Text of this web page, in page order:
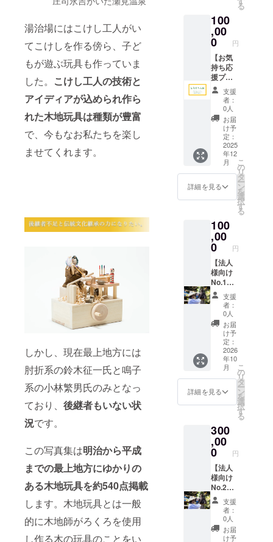
湯治場にはこけし工人がい
てこけしを作る傍ら、子ど
もが遊ぶ玩具も作っていま
した。 こけし工人の技術と
アイディアが込められ作ら
れた木地玩具は種類が豊富
で、今もなお私たちを楽し
ませてくれます。
しかし、現在最上地方には
肘折系の鈴木征一氏と鳴子
系の小林繁男氏のみとなっ
ており、 後継者もいない状
況です。
この写真集は明治から平成
までの最上地方にゆかりの
ある木地玩具を約540点掲載
します。木地玩具とは一般
的に木地師がろくろを使用
し作る木の玩具のことをい
ナーの
掲載は
不可。
◎ポス
トカー
ド（２
枚セッ
ト）サ
イン付
支援者
様のお
名前を
掲載し
ます。
掲載
をご希
望され
る方
は、備
考欄に
「お名
前」を
ご記入
くださ
い。
※掲載方
法：文
ナーの
掲載は
不可。
◎ポス
トカー
ド（２
枚セッ
ト）サ
イン付
載をご
希望さ
れる方
は、備
考欄に
「お名
前」を
ご記入
くださ
い。
・掲
載方
法：文
字の
み、ロ
ゴ／バ
ナーの
掲載は
製作費
に充て
させて
頂きま
す。 ◎
お礼の
メール
◎お名
前掲載
（希望
者）
・写
真集内
に支援
者様の
お名前
を掲載
しま
す。
掲
希望さ
れる方
は、備
考欄に
「お名
前」を
ご記入
くださ
い。
・掲
載方
法：文
字の
み、ロ
ゴ／バ
ナーの
掲載は
不可。
る
100
,00
0 円
【お気
持ち応
援プラ
ン
（100,0
円）】
《返礼
品が不
要な方
向け》
返礼品
のお返
しがな
い分、
いただ
支援を
製作費
に充て
させて
頂きま
す。 ◎
お礼の
メール
◎お名
前掲載
（希望
者）
・写
真集内
に支援
者様の
お名前
を掲載
しま
す。
載をご
希望さ
れる方
は、備
考欄に
「お名
前」を
ご記入
くださ
い。
・掲
載方
支援
者：
0人
お届
け予
定：
2025
年12
月
詳細を見る
こ
の
リ
タ
ー
ン
を
選
択
す
る
100
,00
0 円
【法人
様向け
No.1】
出張撮
影（50
カット
まで）
◎お礼
のメッ
セージ
◎出張
写真撮
影（50
カット
まで）
・交
宿泊費
は別途
となり
ま
す。
・撮
影回数
やカッ
ト数
等、ご
相談に
応じて
支援
者：
0人
お届
け予
定：
2026
年10
月
詳細を見る
こ
の
リ
タ
ー
ン
を
選
択
す
る
300
,00
0 円
【法人
様向け
No.2】
出張撮
影（150
カット
まで）
◎お礼
支援
者：
0人
お届
け予